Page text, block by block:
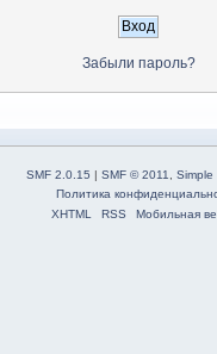
Забыли пароль?
SMF 2.0.15 | SMF © 2011
Simple
Политика
XHTML
RSS Мобильная